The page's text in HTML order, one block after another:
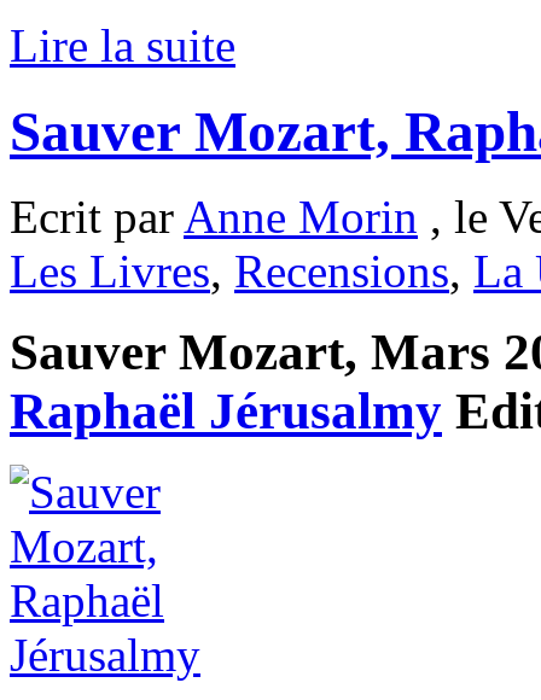
Lire la suite
Sauver Mozart,
Ecrit par Anne Morin , le
Les Livres, Recensions, La
Sauver Mozart, Mars
Raphaël Jérusalmy